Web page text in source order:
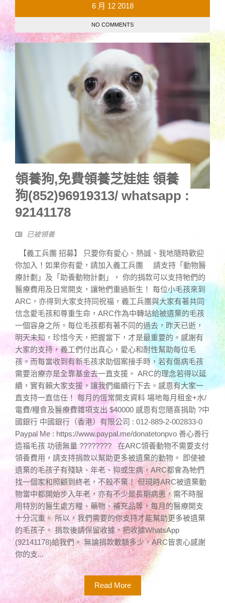
6 月 12 2018
NO COMMENTS
領養狗,免費領養芝娃娃 領養
狗(852)96919313/ whatsapp :
92141178
已被領養
【義工兵團 招募】 只要你有愛心、熱誠、我地隨時歡迎
你加入！如果你有愛，請加入義工兵團 請支持「動物醫
療計劃」及「助養動物計劃」， 你的捐款可以支持牠們的
醫療費用及日常開支，讓牠們重過新生！ 每位小毛孩來到
ARC，亦得到大家支持同祝福，義工兵團與大家有著共同
信念愛毛孩和尊重生命，ARC作為中轉站給被遺棄的毛孩
一個容身之所。每位毛孩都有著不同的過去，昨天已逝，
明天未知，珍惜今天，把握當下，才是最重要的。感謝有
大家的支持，義工們付出真心，愛心和耐性幫助每位毛
孩。而每當收到有新毛孩求助個案接手時，若有傷病毛孩
需要治療亦是全靠基金去一直支援。 ARC的理念若得以延
續，實有賴大家支援，讓我們繼續行下去。感恩有大家一
直支持一直信任！ 每月的恆常開支資料 場地每月租金+水/
電費/糧食及醫療費雜項支出 $40000 感恩有您隨喜捐助 ?中
國銀行 中國銀行（香港）有限公司 : 012-889-2-002833-0
Paypal Me : https://www.paypal.me/donatetonpvo 善心善行
造福毛孩 功德無量 ???????? 在ARC領養動物不需要支付
領養費用，請支持捐款以幫助更多被遺棄的動物。 即使被
遺棄的毛孩子有殘缺、年老、抑或生病，ARC都會為牠們
找一個家和照顧到終老，不殺不棄！ 但現時ARC被遺棄動
物當中都開始步入年老，亦有不少是長期病患，需不時服
用特別的醫生處方糧、藥物、補充品等，每月的醫療開支
十分沉重。 所以，我們需要的你支持才能幫助更多被遺棄
的毛孩子。 捐款後請保留收據，把收據WhatsApp
(92141178)給我們。 無論捐款數額多少，ARC皆衷心感謝
你的支...
Read More